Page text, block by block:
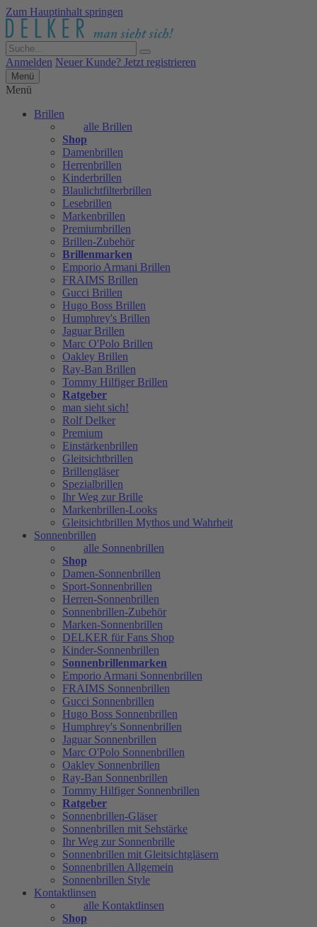
Zum Hauptinhalt springen
Anmelden Neuer Kunde? Jetzt registrieren
Menü
Menü
Brillen
alle Brillen
Shop
Damenbrillen
Herrenbrillen
Kinderbrillen
Blaulichtfilterbrillen
Lesebrillen
Markenbrillen
Premiumbrillen
Brillen-Zubehör
Brillenmarken
Emporio Armani Brillen
FRAIMS Brillen
Gucci Brillen
Hugo Boss Brillen
Humphrey's Brillen
Jaguar Brillen
Marc O'Polo Brillen
Oakley Brillen
Ray-Ban Brillen
Tommy Hilfiger Brillen
Ratgeber
man sieht sich!
Rolf Delker
Premium
Einstärkenbrillen
Gleitsichtbrillen
Brillengläser
Spezialbrillen
Ihr Weg zur Brille
Markenbrillen-Looks
Gleitsichtbrillen Mythos und Wahrheit
Sonnenbrillen
alle Sonnenbrillen
Shop
Damen-Sonnenbrillen
Sport-Sonnenbrillen
Herren-Sonnenbrillen
Sonnenbrillen-Zubehör
Marken-Sonnenbrillen
DELKER für Fans Shop
Kinder-Sonnenbrillen
Sonnenbrillenmarken
Emporio Armani Sonnenbrillen
FRAIMS Sonnenbrillen
Gucci Sonnenbrillen
Hugo Boss Sonnenbrillen
Humphrey's Sonnenbrillen
Jaguar Sonnenbrillen
Marc O'Polo Sonnenbrillen
Oakley Sonnenbrillen
Ray-Ban Sonnenbrillen
Tommy Hilfiger Sonnenbrillen
Ratgeber
Sonnenbrillen-Gläser
Sonnenbrillen mit Sehstärke
Ihr Weg zur Sonnenbrille
Sonnenbrillen mit Gleitsichtgläsern
Sonnenbrillen Allgemein
Sonnenbrillen Style
Kontaktlinsen
alle Kontaktlinsen
Shop